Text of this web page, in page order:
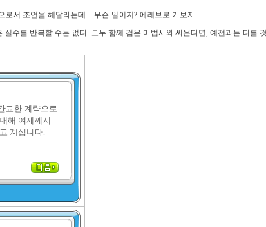
서 조언을 해달라는데... 무슨 일이지? 에레브로 가보자.
수를 반복할 수는 없다. 모두 함께 검은 마법사와 싸운다면, 예전과는 다를
교한 계략으로
해 여제께서
계십니다.